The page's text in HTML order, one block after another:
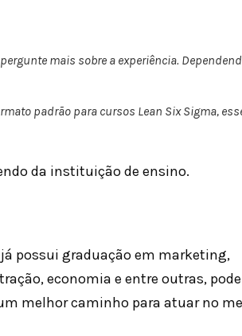
mais sobre a experiência.
padrão para cursos Lean Six Sigma,
da instituição de ensino.
possui graduação em marketing,
economia e entre outras, pode
melhor caminho para atuar no